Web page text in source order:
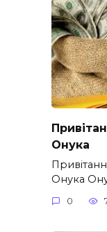
Онука
Онука
0